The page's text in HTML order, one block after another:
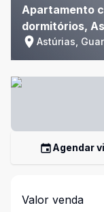
Apartamento
dormitórios,
Astúrias,
Agendar
Valor venda